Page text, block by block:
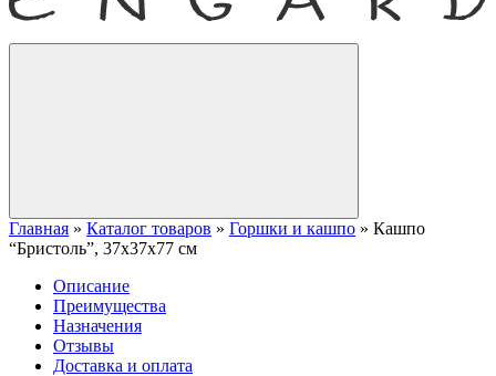
Главная » Каталог товаров » Горшки и кашпо » Кашпо
“Бристоль”, 37x37x77 см
Описание
Преимущества
Назначения
Отзывы
Доставка и оплата